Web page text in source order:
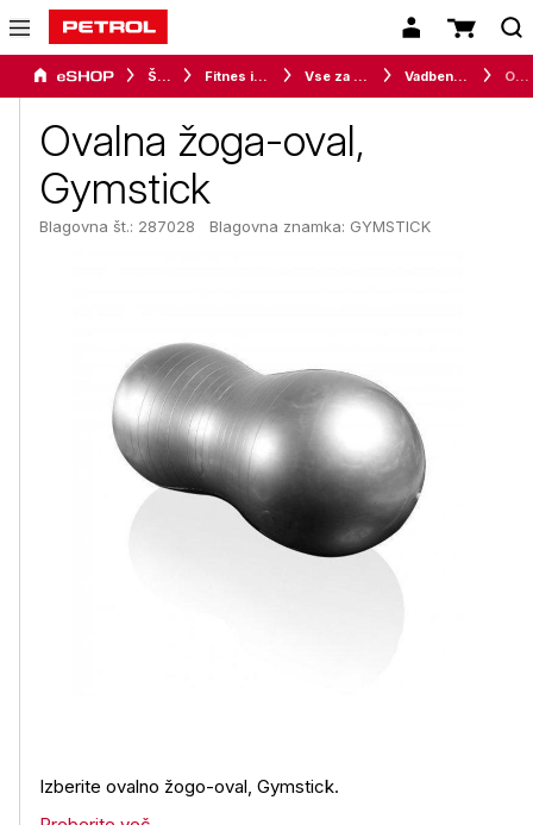
Šport Fitnes in vadba Vse za vadbo Vadbene žoge
Ovalna žoga-oval,
Gymstick
Blagovna št.: 287028 Blagovna znamka: GYMSTICK
Izberite ovalno žogo-oval, Gymstick.